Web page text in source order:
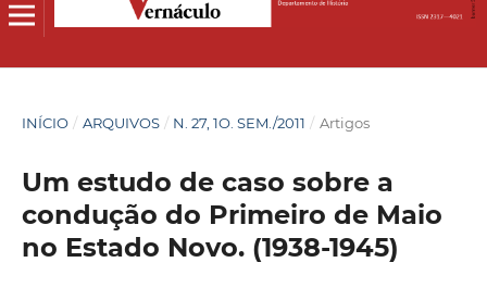
INÍCIO / ARQUIVOS / N. 27, 1O. SEM./2011 / Artigos
Um estudo de caso sobre a
condução do Primeiro de Maio
no Estado Novo. (1938-1945)